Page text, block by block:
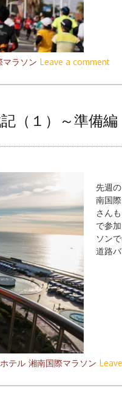
マラソン Leave a comment
（１）～準備
先週
南国
さん
で参
ソン
道路
テル 湘南国際マラソン